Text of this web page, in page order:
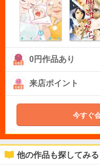
0円作品あり
来店ポイント
今すぐ
他の作品も探してみる